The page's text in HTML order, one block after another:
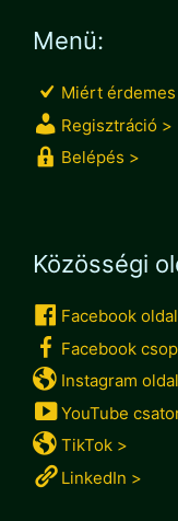
Menü:
Miért
Regisztráció >
Belépés >
Közösségi
Facebook
Facebook
Instagram
YouTube
TikTok >
LinkedIn >